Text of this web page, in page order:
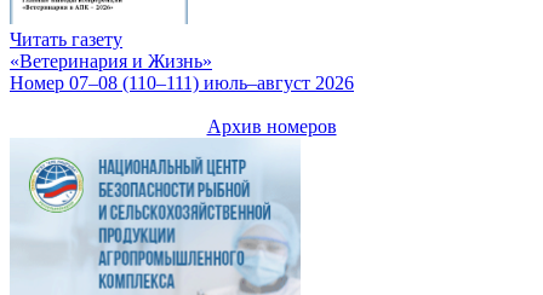
Читать газету
«Ветеринария и Жизнь»
Номер 07–08 (110–111) июль–август 2026
Архив номеров